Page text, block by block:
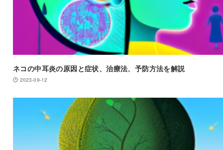
ネコの中耳炎の原因と症状、治療法、予防方法を解説
2023-09-12